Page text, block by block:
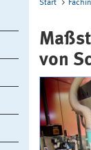
Start
von